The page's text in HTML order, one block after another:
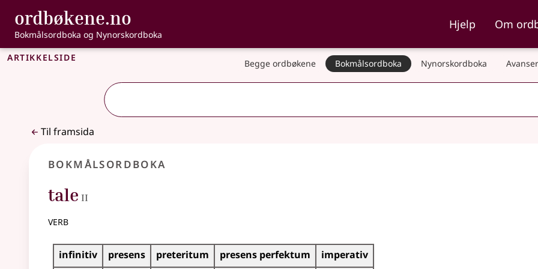
Gå til hovudinnhald
Tilgjenge
ordbøkene.no , Bokmålsordboka og Nynorskordboka
Bokmålsordboka og Nynorskordboka
Hjelp Om
Artikkelside Begge ordbøkene Bokmålsordboka Nynorskordboka
Til framsida
Bokmålsordboka
tale II
verb
Bøyingstabell for dette verbet
infinitiv presens preteritum presens perfektum
imperativ